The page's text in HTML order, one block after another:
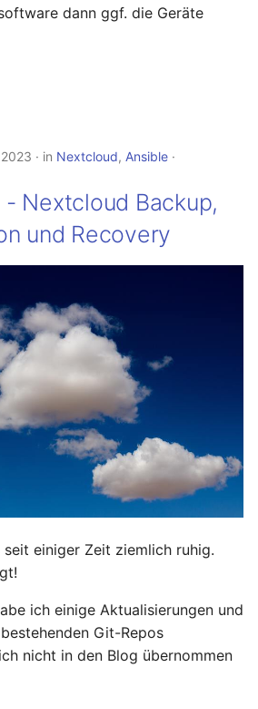
dann ggf. die Geräte
in Nextcloud, Ansible
- Nextcloud Backup,
und Recovery
einiger Zeit ziemlich ruhig.
ich einige Aktualisierungen und
Git-Repos
nicht in den Blog übernommen